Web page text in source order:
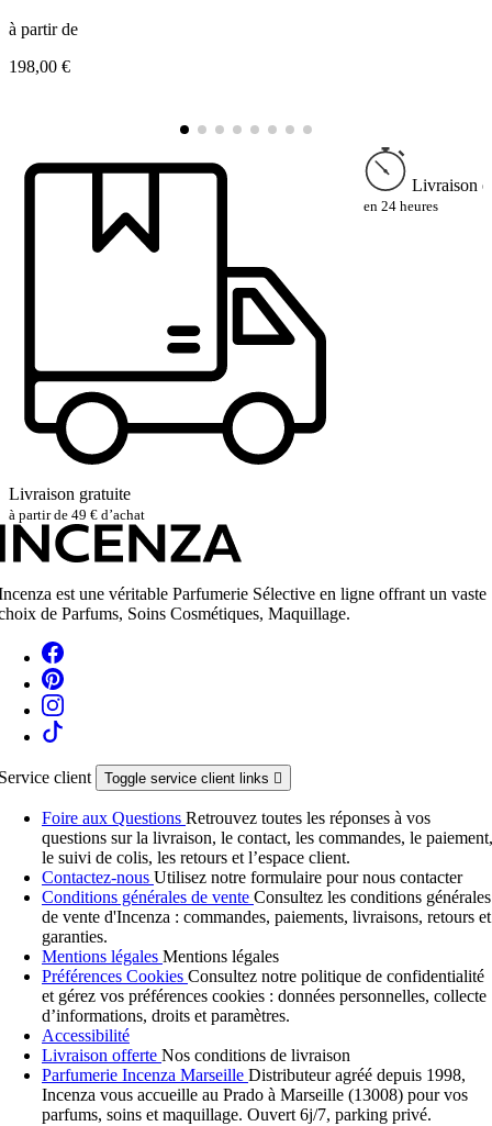
à partir de
198,00 €
Livraison gratuite
à partir de 49 € d’achat
Livraison
en 24 heures
est une véritable Parfumerie Sélective en ligne offrant un vaste
de Parfums, Soins Cosmétiques, Maquillage.
client Toggle service client links 
Foire aux Questions Retrouvez toutes les réponses à vos
questions sur la livraison, le contact, les commandes, le paiement,
le suivi de colis, les retours et l’espace client.
Contactez-nous Utilisez notre formulaire pour nous contacter
Conditions générales de vente Consultez les conditions générales
de vente d'Incenza : commandes, paiements, livraisons, retours et
garanties.
Mentions légales Mentions légales
Préférences Cookies Consultez notre politique de confidentialité
et gérez vos préférences cookies : données personnelles, collecte
d’informations, droits et paramètres.
Accessibilité
Livraison offerte Nos conditions de livraison
Parfumerie Incenza Marseille Distributeur agréé depuis 1998,
Incenza vous accueille au Prado à Marseille (13008) pour vos
parfums, soins et maquillage. Ouvert 6j/7, parking privé.